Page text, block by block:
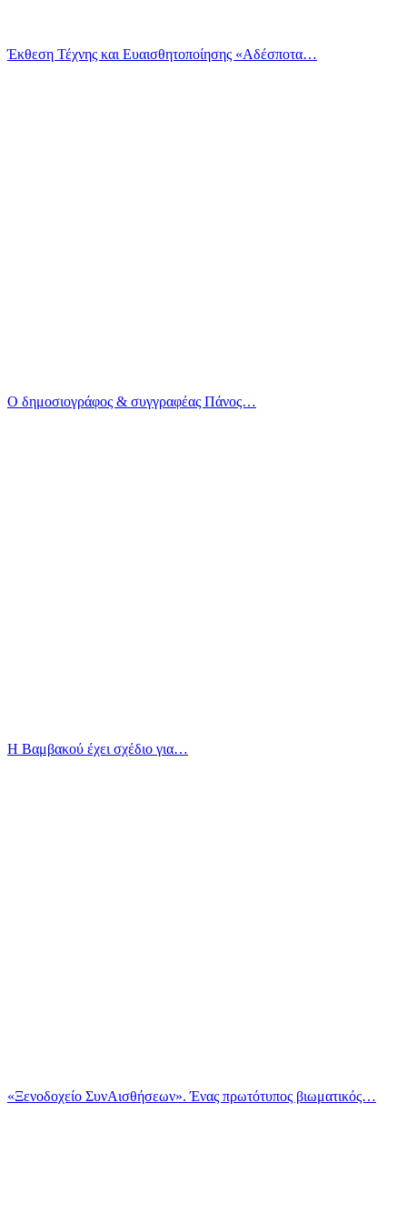
Έκθεση Τέχνης και Ευαισθητοποίησης «Αδέσποτα…
Ο δημοσιογράφος & συγγραφέας Πάνος…
Η Βαμβακού έχει σχέδιο για…
«Ξενοδοχείο ΣυνΑισθήσεων». Ένας πρωτότυπος βιωματικός…